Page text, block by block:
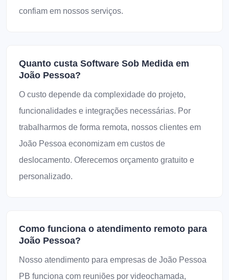
confiam em nossos serviços.
Quanto custa Software Sob Medida em
João Pessoa?
O custo depende da complexidade do projeto,
funcionalidades e integrações necessárias. Por
trabalharmos de forma remota, nossos clientes em
João Pessoa economizam em custos de
deslocamento. Oferecemos orçamento gratuito e
personalizado.
Como funciona o atendimento remoto para
João Pessoa?
Nosso atendimento para empresas de João Pessoa
PB funciona com reuniões por videochamada,